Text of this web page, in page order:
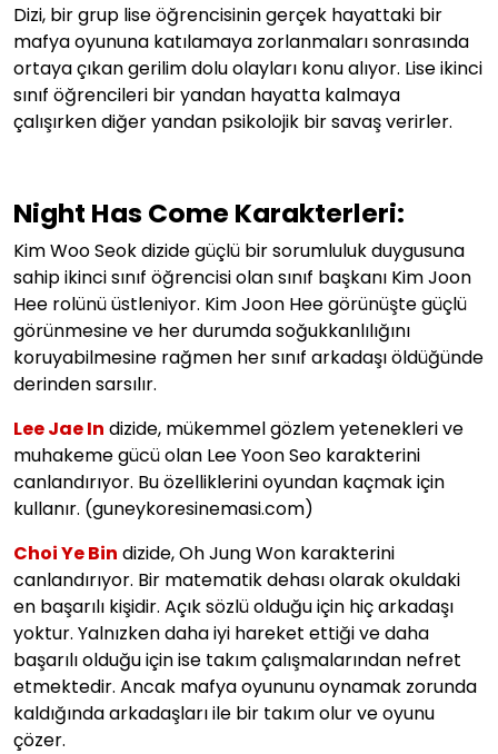
Dizi, bir grup lise öğrencisinin gerçek hayattaki bir
mafya oyununa katılamaya zorlanmaları sonrasında
ortaya çıkan gerilim dolu olayları konu alıyor. Lise ikinci
sınıf öğrencileri bir yandan hayatta kalmaya
çalışırken diğer yandan psikolojik bir savaş verirler.
Night Has Come Karakterleri:
Kim Woo Seok dizide güçlü bir sorumluluk duygusuna
sahip ikinci sınıf öğrencisi olan sınıf başkanı Kim Joon
Hee rolünü üstleniyor. Kim Joon Hee görünüşte güçlü
görünmesine ve her durumda soğukkanlılığını
koruyabilmesine rağmen her sınıf arkadaşı öldüğünde
derinden sarsılır.
Lee Jae In dizide, mükemmel gözlem yetenekleri ve
muhakeme gücü olan Lee Yoon Seo karakterini
canlandırıyor. Bu özelliklerini oyundan kaçmak için
kullanır. (guneykoresinemasi.com)
Choi Ye Bin dizide, Oh Jung Won karakterini
canlandırıyor. Bir matematik dehası olarak okuldaki
en başarılı kişidir. Açık sözlü olduğu için hiç arkadaşı
yoktur. Yalnızken daha iyi hareket ettiği ve daha
başarılı olduğu için ise takım çalışmalarından nefret
etmektedir. Ancak mafya oyununu oynamak zorunda
kaldığında arkadaşları ile bir takım olur ve oyunu
çözer.